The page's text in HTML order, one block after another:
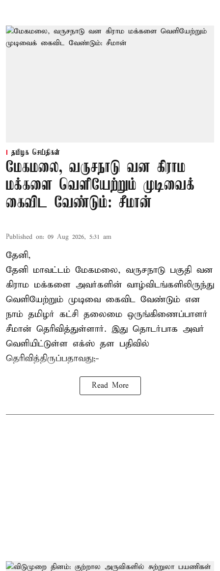
தமிழக செய்திகள்
மேகமலை, வருசநாடு வன கிராம
மக்களை வெளியேற்றும் முடிவைக்
கைவிட வேண்டும்: சீமான்
Published on: 09 Aug 2026, 5:31 am
தேனி,
தேனி மாவட்டம் மேகமலை, வருசநாடு பகுதி வன
கிராம மக்களை அவர்களின் வாழ்விடங்களிலிருந்து
வெளியேற்றும் முடிவை கைவிட வேண்டும் என
நாம் தமிழர் கட்சி தலைமை ஒருங்கிணைப்பாளர்
சீமான் தெரிவித்துள்ளார். இது தொடர்பாக அவர்
வெளியிட்டுள்ள எக்ஸ் தள பதிவில்
தெரிவித்திருப்பதாவது;-
Read More